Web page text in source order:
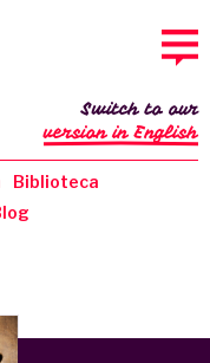
Biblioteca
Switch to our
version in English